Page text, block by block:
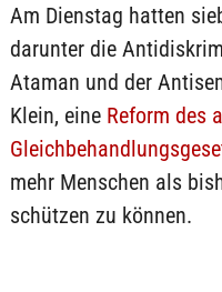
Am Dienstag hatten
darunter die
Ataman und der
Klein, eine Reform des
mehr Menschen als
schützen zu können.